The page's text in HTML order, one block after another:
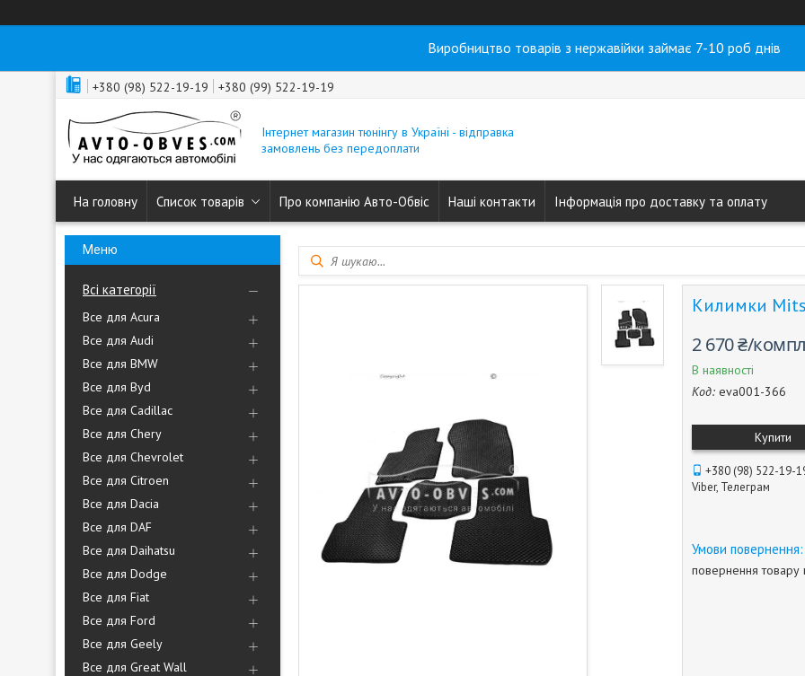
Виробництво товарів з нержавійки займає 7-10 роб днів
+380 (98) 522-19-19 +380 (99) 522-19-19
Інтернет магазин тюнінгу в Україні - відправка
замовлень без передоплати
На головну Список товарів Про компанію Авто-Обвіс Наші контакти Інформація про доставку та оплату
Всі категорії
Все для Acura
Все для Audi
Все для BMW
Все для Byd
Все для Cadillac
Все для Chery
Все для Chevrolet
Все для Citroen
Все для Dacia
Все для DAF
Все для Daihatsu
Все для Dodge
Все для Fiat
Все для Ford
Все для Geely
Все для Great Wall
Килимки
2 670 ₴/
В наявності
Код: eva001-366
Купити
+380 (98) 522-19-
Viber, Телеграм
повернення